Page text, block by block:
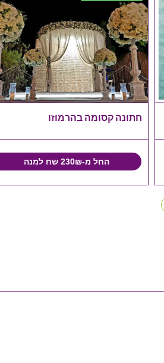
חתונה קסומה בהרמוזו
החל מ-230₪ שח למנה